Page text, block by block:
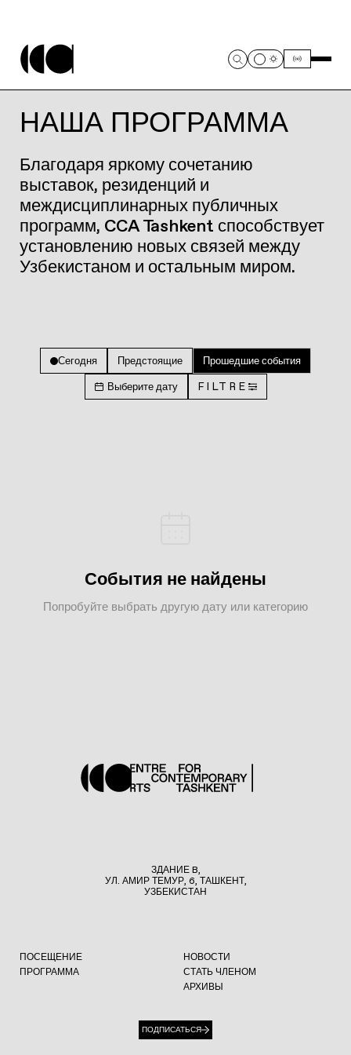
НАША ПРОГРАММА
Благодаря яркому сочетанию
выставок, резиденций и
междисциплинарных публичных
программ, CCA Tashkent способствует
установлению новых связей между
Узбекистаном и остальным миром.
Сегодня Предстоящие Прошедшие события
Выберите дату FILTRE
События не найдены
Попробуйте выбрать другую дату или категорию
ЗДАНИЕ B,
УЛ. АМИР ТЕМУР, 6, ТАШКЕНТ,
УЗБЕКИСТАН
ПОСЕЩЕНИЕ
ПРОГРАММА
НОВОСТИ
СТАТЬ ЧЛЕНОМ
АРХИВЫ
ПОДПИСАТЬСЯ